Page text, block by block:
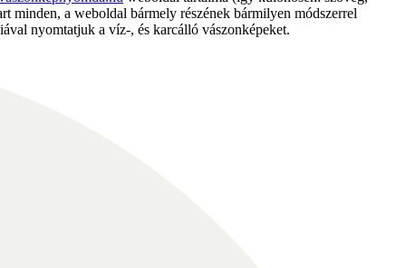
a weboldal bármely részének bármilyen módszerrel
nyomtatjuk a víz-, és karcálló vászonképeket.